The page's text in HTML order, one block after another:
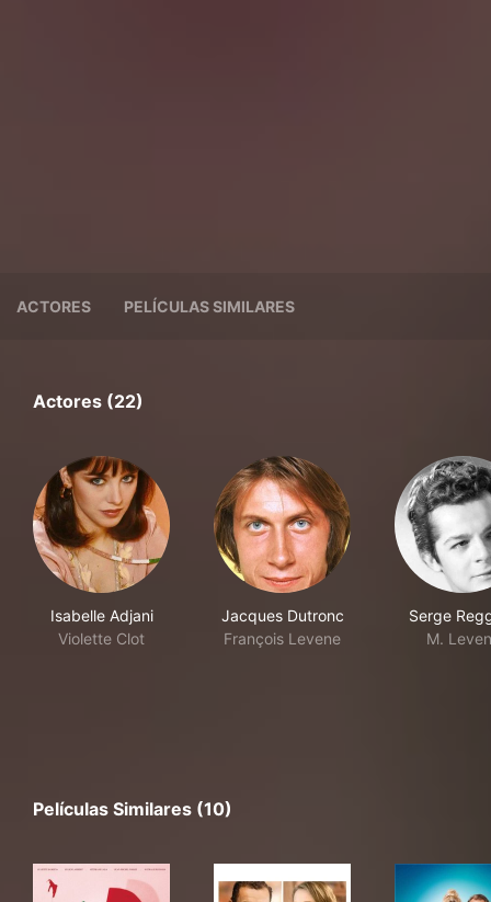
ACTORES PELÍCULAS SIMILARES
Actores (22)
Isabelle Adjani
Violette Clot
Jacques Dutronc
François Levene
Serge
M.
Películas Similares (10)